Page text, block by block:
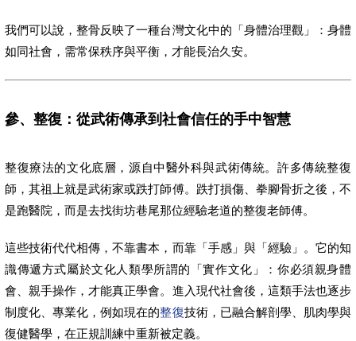
我們可以說，整骨反映了一種台灣文化中的「身體治理觀」：身體
如同社會，需常保秩序與平衡，才能長治久安。
參、整復：從武術傳承到社會信任的手中智慧
整復療法的文化底層，源自中醫外科與武術傳統。許多傳統整復
師，其祖上就是武術家或跌打師傅。跌打損傷、拳腳骨折之後，不
是跑醫院，而是去找街坊巷尾那位經驗老道的整復老師傅。
這些技術代代相傳，不靠書本，而靠「手感」與「經驗」。它的知
識傳遞方式屬於文化人類學所謂的「實作文化」：你必須親身體
會、親手操作，才能真正學會。進入現代社會後，這類手法也逐步
制度化、專業化，例如現在的整復技術，已融合解剖學、肌肉學與
復健醫學，在正規訓練中重新被定義。